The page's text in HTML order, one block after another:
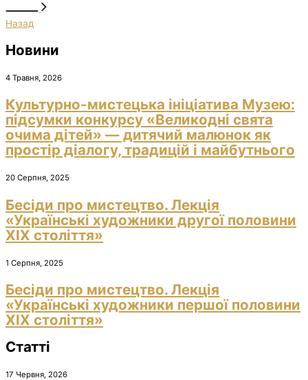
Назад
Новини
4 Травня, 2026
Культурно-мистецька ініціатива Музею:
підсумки конкурсу «Великодні свята
очима дітей» — дитячий малюнок як
простір діалогу, традицій і майбутнього
20 Серпня, 2025
Бесіди про мистецтво. Лекція
«Українські художники другої половини
ХІХ століття»
1 Серпня, 2025
Бесіди про мистецтво. Лекція
«Українські художники першої половини
ХІХ століття»
Статті
17 Червня, 2026